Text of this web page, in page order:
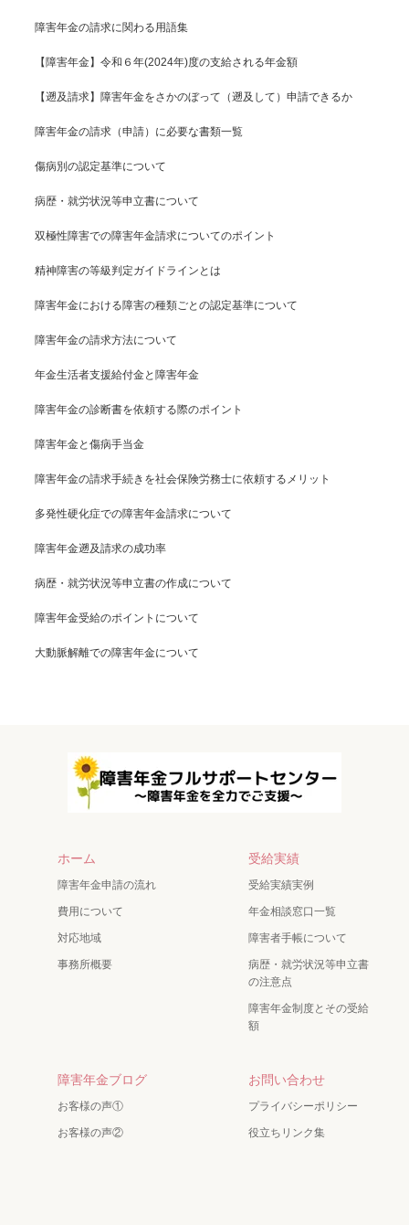
障害年金の請求に関わる用語集
【障害年金】令和６年(2024年)度の支給される年金額
【遡及請求】障害年金をさかのぼって（遡及して）申請できるか
障害年金の請求（申請）に必要な書類一覧
傷病別の認定基準について
病歴・就労状況等申立書について
双極性障害での障害年金請求についてのポイント
精神障害の等級判定ガイドラインとは
障害年金における障害の種類ごとの認定基準について
障害年金の請求方法について
年金生活者支援給付金と障害年金
障害年金の診断書を依頼する際のポイント
障害年金と傷病手当金
障害年金の請求手続きを社会保険労務士に依頼するメリット
多発性硬化症での障害年金請求について
障害年金遡及請求の成功率
病歴・就労状況等申立書の作成について
障害年金受給のポイントについて
大動脈解離での障害年金について
ホーム
障害年金申請の流れ
費用について
対応地域
事務所概要
受給実績
受給実績実例
年金相談窓口一覧
障害者手帳について
病歴・就労状況等申立書
の注意点
障害年金制度とその受給
額
障害年金ブログ
お客様の声①
お客様の声②
お問い合わせ
プライバシーポリシー
役立ちリンク集